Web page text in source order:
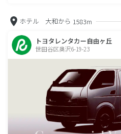
ホテル 大和から 1583m
トヨタレンタカー自由ヶ丘
世田谷区奥沢6-19-23